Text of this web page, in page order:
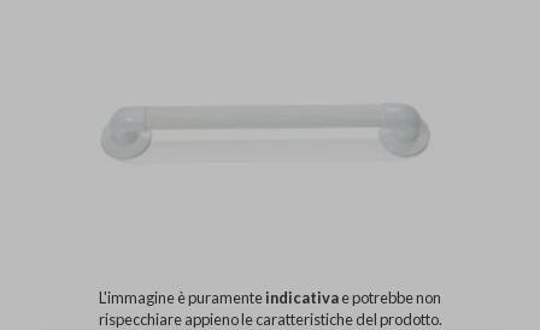
L'immagine è puramenteindicativae potrebbe non
rispecchiare appieno le caratteristiche del prodotto.